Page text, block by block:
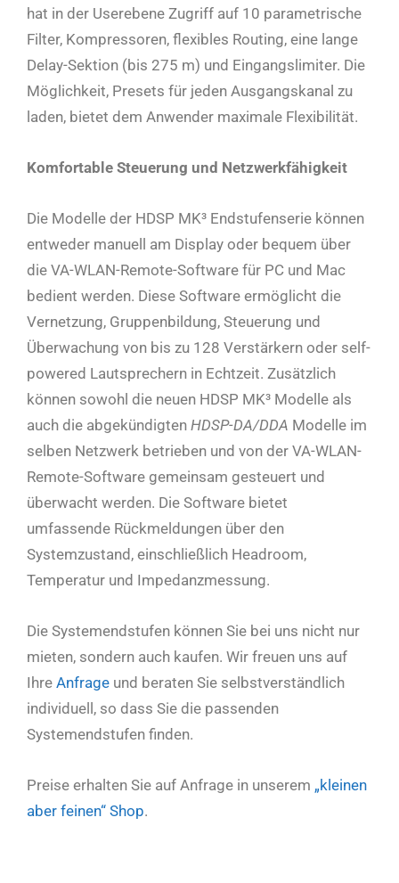
hat in der Userebene Zugriff auf 10 parametrische
Filter, Kompressoren, flexibles Routing, eine lange
Delay-Sektion (bis 275 m) und Eingangslimiter. Die
Möglichkeit, Presets für jeden Ausgangskanal zu
laden, bietet dem Anwender maximale Flexibilität.
Komfortable Steuerung und Netzwerkfähigkeit
Die Modelle der HDSP MK³ Endstufenserie können
entweder manuell am Display oder bequem über
die VA-WLAN-Remote-Software für PC und Mac
bedient werden. Diese Software ermöglicht die
Vernetzung, Gruppenbildung, Steuerung und
Überwachung von bis zu 128 Verstärkern oder self-
powered Lautsprechern in Echtzeit. Zusätzlich
können sowohl die neuen HDSP MK³ Modelle als
auch die abgekündigten HDSP-DA/DDA Modelle im
selben Netzwerk betrieben und von der VA-WLAN-
Remote-Software gemeinsam gesteuert und
überwacht werden. Die Software bietet
umfassende Rückmeldungen über den
Systemzustand, einschließlich Headroom,
Temperatur und Impedanzmessung.
Die Systemendstufen können Sie bei uns nicht nur
mieten, sondern auch kaufen. Wir freuen uns auf
Ihre Anfrage und beraten Sie selbstverständlich
individuell, so dass Sie die passenden
Systemendstufen finden.
Preise erhalten Sie auf Anfrage in unserem „kleinen
aber feinen“ Shop.